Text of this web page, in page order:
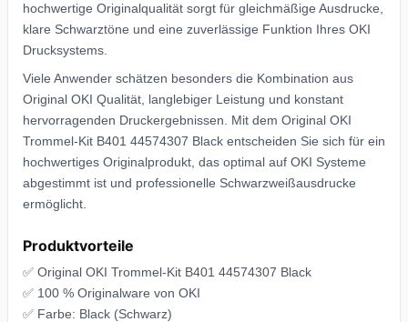
hochwertige Originalqualität sorgt für gleichmäßige Ausdrucke,
klare Schwarztöne und eine zuverlässige Funktion Ihres OKI
Drucksystems.
Viele Anwender schätzen besonders die Kombination aus
Original OKI Qualität, langlebiger Leistung und konstant
hervorragenden Druckergebnissen. Mit dem Original OKI
Trommel-Kit B401 44574307 Black entscheiden Sie sich für ein
hochwertiges Originalprodukt, das optimal auf OKI Systeme
abgestimmt ist und professionelle Schwarzweißausdrucke
ermöglicht.
Produktvorteile
✅ Original OKI Trommel-Kit B401 44574307 Black
✅ 100 % Originalware von OKI
✅ Farbe: Black (Schwarz)